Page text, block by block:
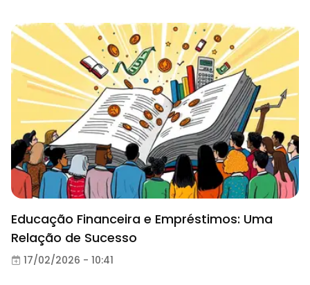
Educação Financeira e Empréstimos: Uma
Relação de Sucesso
17/02/2026 - 10:41